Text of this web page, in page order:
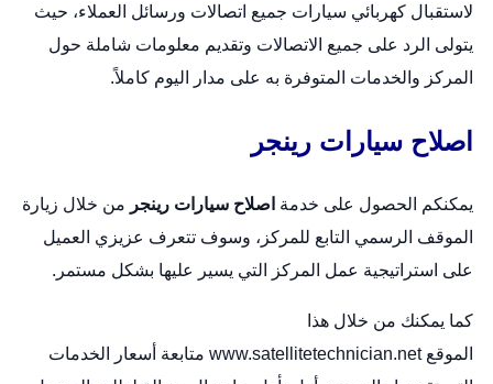
لاستقبال كهربائي سيارات جميع اتصالات ورسائل العملاء، حيث
يتولى الرد على جميع الاتصالات وتقديم معلومات شاملة حول
المركز والخدمات المتوفرة به على مدار اليوم كاملاً.
اصلاح سيارات رينجر
يمكنكم الحصول على خدمة اصلاح سيارات رينجر من خلال زيارة
الموقف الرسمي التابع للمركز، وسوف تتعرف عزيزي العميل
على استراتيجية عمل المركز التي يسير عليها بشكل مستمر.
كما يمكنك من خلال هذا
الموقعwww.satellitetechnician.netمتابعة أسعار الخدمات